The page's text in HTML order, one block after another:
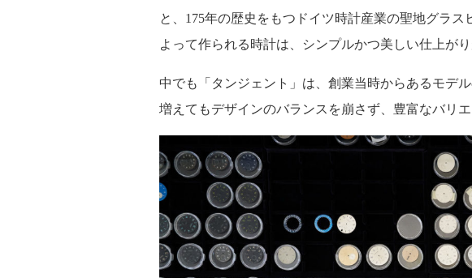
と、 175年の歴史をもつドイツ時計産業の聖地グラス
よって作られる時計は、シンプルかつ美しい仕上がり
中でも「タンジェント」は、創業当時からあるモデ
増えてもデザインのバランスを崩さず、豊富なバリエ